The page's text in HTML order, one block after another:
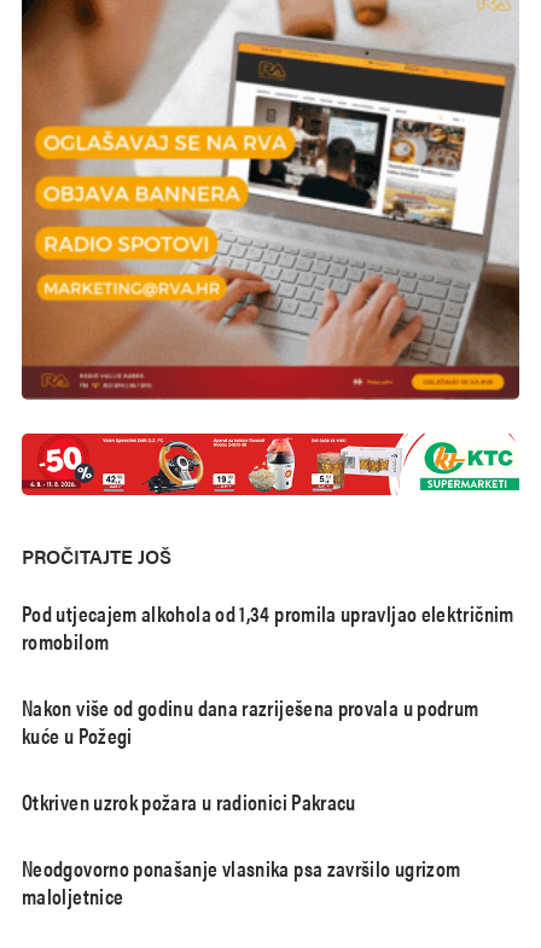
PROČITAJTE JOŠ
Pod utjecajem alkohola od 1,34 promila upravljao električnim
romobilom
Nakon više od godinu dana razriješena provala u podrum
kuće u Požegi
Otkriven uzrok požara u radionici Pakracu
Neodgovorno ponašanje vlasnika psa završilo ugrizom
maloljetnice